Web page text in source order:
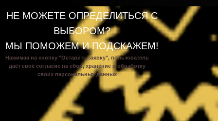
НЕ МОЖЕТЕ ОПРЕДЕЛИТЬСЯ С
ВЫБОРОМ?
МЫ ПОМОЖЕМ И ПОДСКАЖЕМ!
Нажимая на кнопку "Оставить заявку", пользователь
даёт своё согласие на сбор, хранение и обработку
своих персональных данных